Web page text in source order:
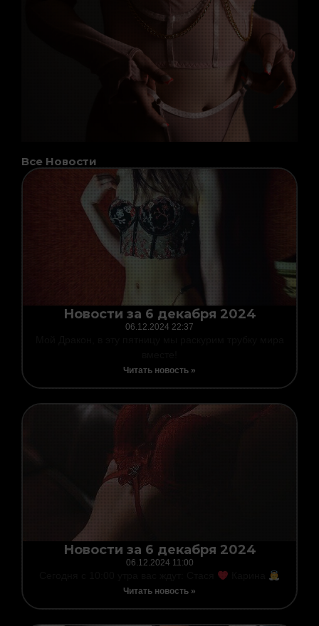
Все Новости
Новости за 6 декабря 2024
06.12.2024 22:37
Читать новость »
Новости за 6 декабря 2024
06.12.2024 11:00
Читать новость »
PagePagePage